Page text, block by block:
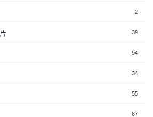
2
39
94
34
55
87